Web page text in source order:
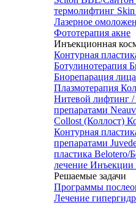
термолифтинг
Лазерное
Фототерапия акне
Инъекционная
Контурная
Ботулинотерапия
Биорепарация лица
Плазмотерапия
Нитевой лифтинг /
препаратами
Collost (Коллост)
Контурная
препаратами
пластика Belotero/
лечение Инъекции
Решаемые задачи
Программы
Лечение